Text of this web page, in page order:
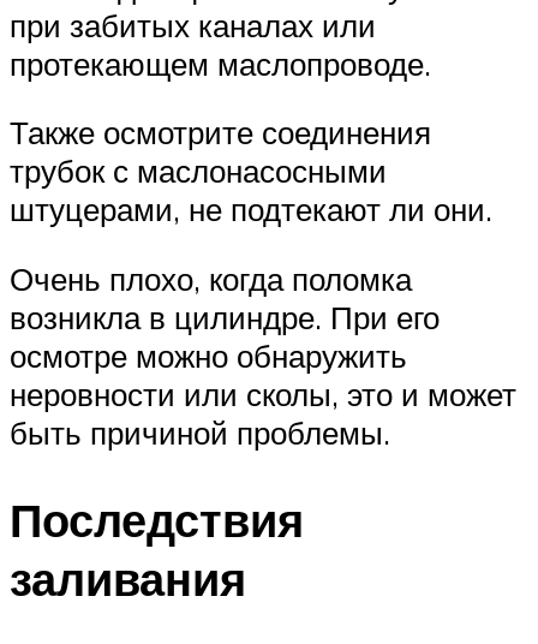
при забитых каналах или
протекающем маслопроводе.
Также осмотрите соединения
трубок с маслонасосными
штуцерами, не подтекают ли они.
Очень плохо, когда поломка
возникла в цилиндре. При его
осмотре можно обнаружить
неровности или сколы, это и может
быть причиной проблемы.
Последствия
заливания